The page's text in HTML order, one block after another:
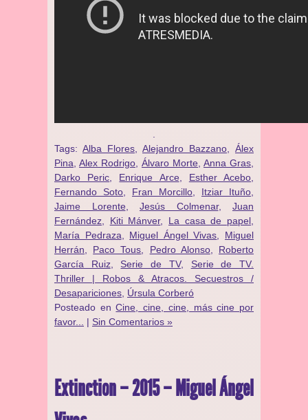
Tags: Alba Flores Alejandro Bazzano
Álex
Pina Alex Rodrigo Álvaro Morte Anna Gras
Darko Peric
Enrique Arce Esther Acebo
Fernando Soto
Fran Morcillo Itziar Ituño
Jaime Lorente
Jesús Colmenar, Juan
Fernández
Kiti Mánver, La casa de papel
María Pedraza
Miguel Ángel Vivas
Miguel
Herrán
Paco Tous Pedro Alonso, Roberto
García Ruiz, Serie de TV, Serie de TV.
Thriller | Robos & Atracos. Secuestros /
Desapariciones Úrsula Corberó
Posteado enCine, cine, cine, más cine por
favor...
| Sin Comentarios »
Extinction – 2015 – Miguel Ángel